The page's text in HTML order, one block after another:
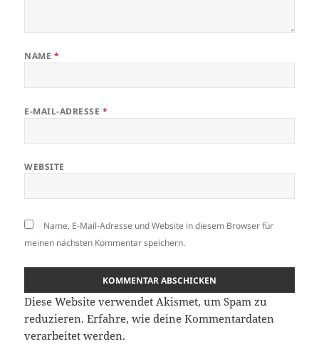
NAME *
E-MAIL-ADRESSE *
WEBSITE
Name, E-Mail-Adresse und Website in diesem Browser für
meinen nächsten Kommentar speichern.
Diese Website verwendet Akismet, um Spam zu
reduzieren.Erfahre, wie deine Kommentardaten
verarbeitet werden.